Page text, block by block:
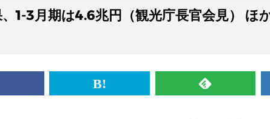
1-3月期は4.6兆円（観光庁長官会見） ほ
は
RSS